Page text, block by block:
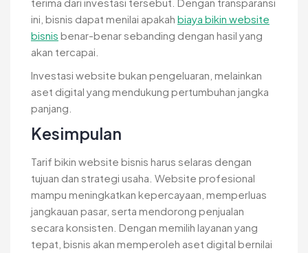
ini, bisnis dapat menilai apakah biaya bikin website
bisnis benar-benar sebanding dengan hasil yang
akan tercapai.
Investasi website bukan pengeluaran, melainkan
aset digital yang mendukung pertumbuhan jangka
panjang.
Kesimpulan
Tarif bikin website bisnis harus selaras dengan
tujuan dan strategi usaha. Website profesional
mampu meningkatkan kepercayaan, memperluas
jangkauan pasar, serta mendorong penjualan
secara konsisten. Dengan memilih layanan yang
tepat, bisnis akan memperoleh aset digital bernilai